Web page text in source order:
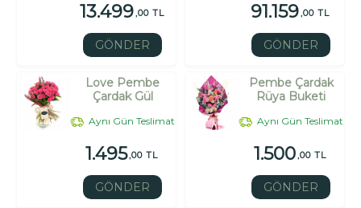
13.499,00 TL
GÖNDER
91.159,00 TL
GÖNDER
Love Pembe
Çardak Gül
Aynı Gün Teslimat
1.495,00 TL
GÖNDER
Pembe Çardak
Rüya Buketi
Aynı Gün Teslimat
1.500,00 TL
GÖNDER